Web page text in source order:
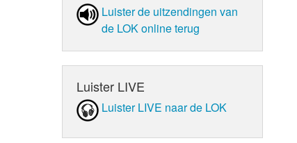
Luister de uit­zen­din­gen van
de LOK online terug
Luister LIVE
Luister LIVE naar de LOK